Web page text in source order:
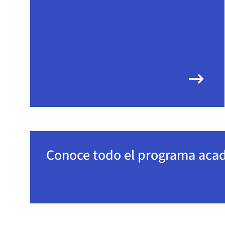
arrow_right_alt
Conoce todo el programa